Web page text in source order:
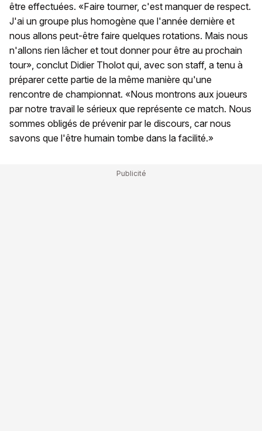
être effectuées. «Faire tourner, c'est manquer de respect.
J'ai un groupe plus homogène que l'année dernière et
nous allons peut-être faire quelques rotations. Mais nous
n'allons rien lâcher et tout donner pour être au prochain
tour», conclut Didier Tholot qui, avec son staff, a tenu à
préparer cette partie de la même manière qu'une
rencontre de championnat. «Nous montrons aux joueurs
par notre travail le sérieux que représente ce match. Nous
sommes obligés de prévenir par le discours, car nous
savons que l'être humain tombe dans la facilité.»